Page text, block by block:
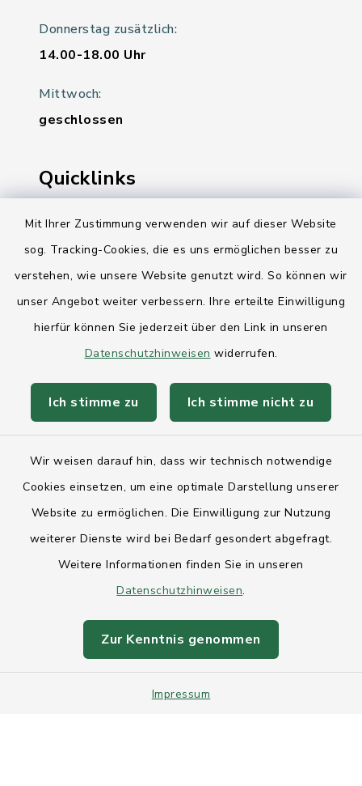
Mit Ihrer Zustimmung verwenden wir auf dieser Website
sog. Tracking-Cookies, die es uns ermöglichen besser zu
verstehen, wie unsere Website genutzt wird. So können wir
unser Angebot weiter verbessern. Ihre erteilte Einwilligung
hierfür können Sie jederzeit über den Link in unseren
Datenschutzhinweisen widerrufen.
Ich stimme zu Ich stimme nicht zu
Wir weisen darauf hin, dass wir technisch notwendige
Cookies einsetzen, um eine optimale Darstellung unserer
Website zu ermöglichen. Die Einwilligung zur Nutzung
weiterer Dienste wird bei Bedarf gesondert abgefragt.
Weitere Informationen finden Sie in unseren
Datenschutzhinweisen.
Zur Kenntnis genommen
Impressum
Donnerstag zusätzlich:
14.00-18.00 Uhr
Mittwoch:
geschlossen
Quicklinks
Ihre Behördennummer 115
Landesregierung Schleswig-Holstein
AktivRegion Mittelholstein
Anfahrt
Datenschutz
Sitemap
Intranet